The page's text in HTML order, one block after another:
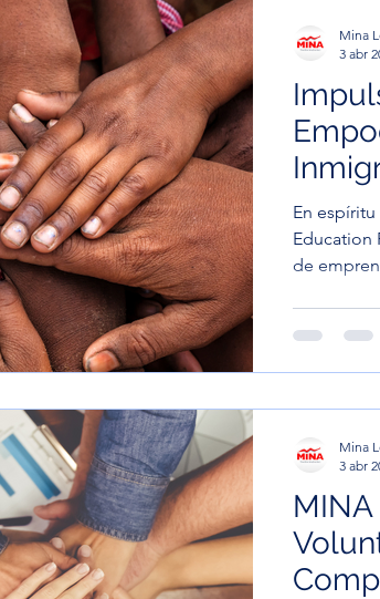
En espíritu
Education
de
Mina
3 abr
Mina
3 abr